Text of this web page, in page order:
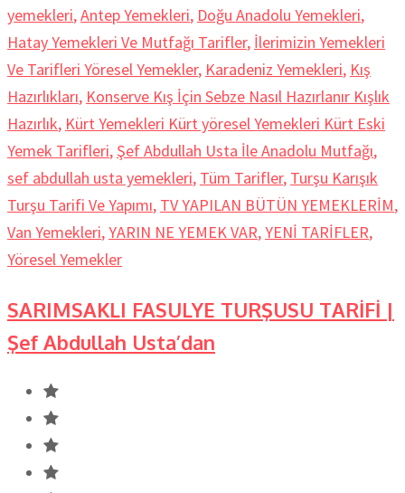
yemekleri,Antep Yemekleri, Doğu Anadolu Yemekleri,
Hatay Yemekleri Ve Mutfağı Tarifler, İlerimizin Yemekleri
Ve Tarifleri Yöresel Yemekler, Karadeniz Yemekleri, Kış
Hazırlıkları, Konserve Kış İçin Sebze Nasıl Hazırlanır Kışlık
Hazırlık, Kürt Yemekleri Kürt yöresel Yemekleri Kürt Eski
Yemek Tarifleri, Şef Abdullah Usta İle Anadolu Mutfağı,
sef abdullah usta yemekleri, Tüm Tarifler, Turşu Karışık
Turşu Tarifi Ve Yapımı, TV YAPILAN BÜTÜN YEMEKLERİM,
Van Yemekleri,YARIN NE YEMEK VAR,YENİ TARİFLER,
Yöresel Yemekler
SARIMSAKLI FASULYE TURŞUSU TARİFİ |
Şef Abdullah Usta’dan